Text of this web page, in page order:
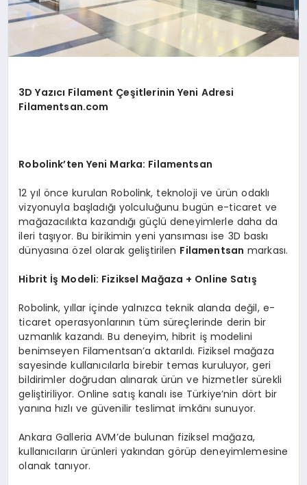
3D Yazıcı Filament Çeşitlerinin Yeni Adresi
Filamentsan.com
Robolink’ten Yeni Marka: Filamentsan
12 yıl önce kurulan Robolink, teknoloji ve ürün odaklı
vizyonuyla başladığı yolculuğunu bugün e-ticaret ve
mağazacılıkta kazandığı güçlü deneyimlerle daha da
ileri taşıyor. Bu birikimin yeni yansıması ise 3D baskı
dünyasına özel olarak geliştirilen Filamentsan markası.
Hibrit İş Modeli: Fiziksel Mağaza + Online Satış
Robolink, yıllar içinde yalnızca teknik alanda değil, e-
ticaret operasyonlarının tüm süreçlerinde derin bir
uzmanlık kazandı. Bu deneyim, hibrit iş modelini
benimseyen Filamentsan’a aktarıldı. Fiziksel mağaza
sayesinde kullanıcılarla birebir temas kuruluyor, geri
bildirimler doğrudan alınarak ürün ve hizmetler sürekli
geliştiriliyor. Online satış kanalı ise Türkiye’nin dört bir
yanına hızlı ve güvenilir teslimat imkânı sunuyor.
Ankara Galleria AVM’de bulunan fiziksel mağaza,
kullanıcıların ürünleri yakından görüp deneyimlemesine
olanak tanıyor.